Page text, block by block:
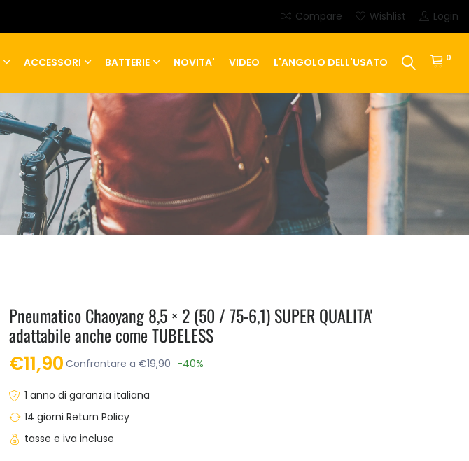
Compare Wishlist Login
ACCESSORI BATTERIE NOVITA' VIDEO L'ANGOLO DELL'USATO 0
Pneumatico Chaoyang 8,5 × 2 (50 / 75-6,1) SUPER QUALITA'
adattabile anche come TUBELESS
€11,90 Confrontare a €19,90 -40%
1 anno di garanzia italiana
14 giorni Return Policy
tasse e iva incluse